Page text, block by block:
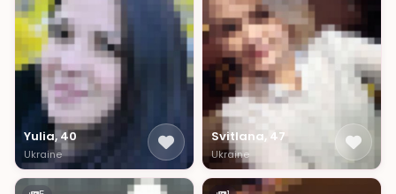
Yulia, 40
Ukraine
Svitlana, 47
Ukraine